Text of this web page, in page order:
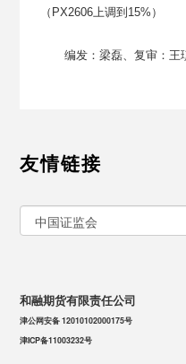
（ PX2606上调到 15% ）
编发：梁磊、复审：王
友情链接
和融期货有限责任公司
津公网安备 12010102000175号
津ICP备11003232号